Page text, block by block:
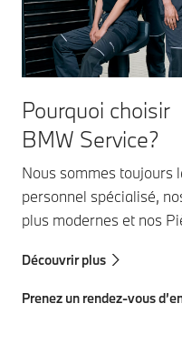
Pourquoi choisir
BMW Service?
Nous sommes toujours
personnel spécialisé,
plus modernes et nos
Découvrir plus
Prenez un rendez-vous